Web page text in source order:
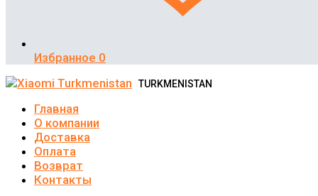
Избранное 0
TURKMENISTAN
Главная
О компании
Доставка
Оплата
Возврат
Контакты